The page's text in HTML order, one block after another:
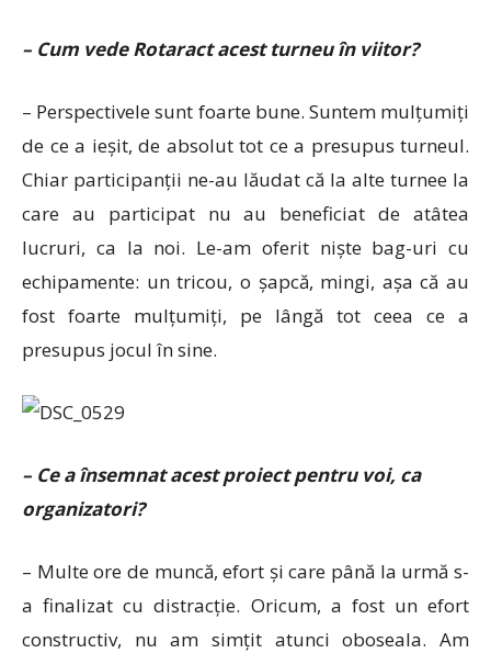
– Cum vede Rotaract acest turneu în viitor?
– Perspectivele sunt foarte bune. Suntem mulțumiți
de ce a ieșit, de absolut tot ce a presupus turneul.
Chiar participanții ne-au lăudat că la alte turnee la
care au participat nu au beneficiat de atâtea
lucruri, ca la noi. Le-am oferit niște bag-uri cu
echipamente: un tricou, o șapcă, mingi, așa că au
fost foarte mulțumiți, pe lângă tot ceea ce a
presupus jocul în sine.
– Ce a însemnat acest proiect pentru voi, ca
organizatori?
– Multe ore de muncă, efort și care până la urmă s-
a finalizat cu distracție. Oricum, a fost un efort
constructiv, nu am simțit atunci oboseala. Am